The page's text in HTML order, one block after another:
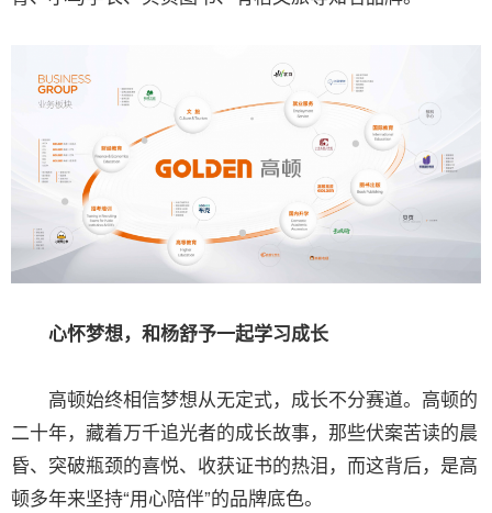
心怀梦想，和杨舒予一起学习成长
高顿始终相信梦想从无定式，成长不分赛道。高顿的
二十年，藏着万千追光者的成长故事，那些伏案苦读的晨
昏、突破瓶颈的喜悦、收获证书的热泪，而这背后，是高
顿多年来坚持“用心陪伴”的品牌底色。